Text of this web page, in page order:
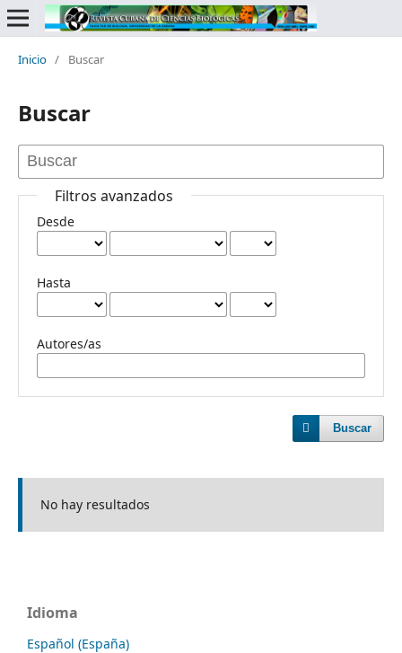
Inicio / Buscar
Buscar
Filtros avanzados
Desde
Hasta
Autores/as
Buscar
No hay resultados
Idioma
Español (España)